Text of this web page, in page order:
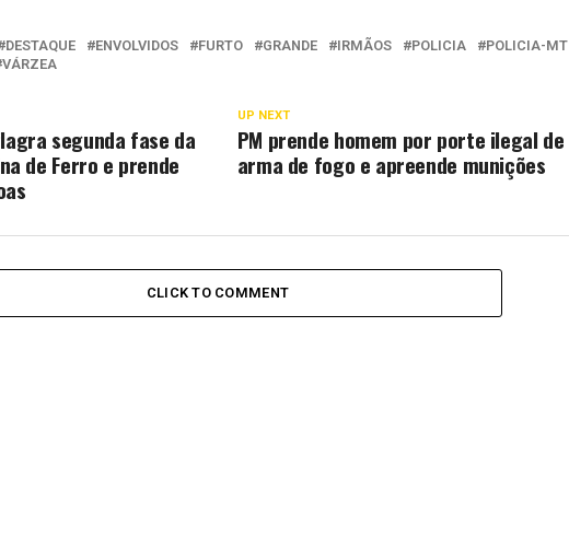
DESTAQUE ENVOLVIDOS FURTO GRANDE IRMÃOS POLICIA
POLICIA-MT
VÁRZEA
UP NEXT
PM prende homem por porte ilegal de
arma de fogo e apreende munições
segunda fase da
de Ferro e prende
CLICK TO COMMENT